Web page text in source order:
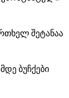
შეტანაა
ბუჩქები